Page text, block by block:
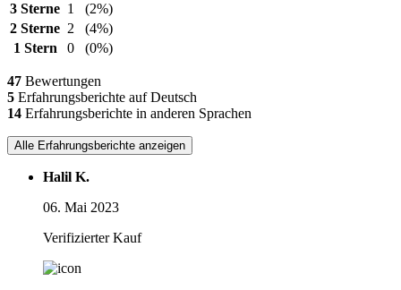
3 Sterne 1
(2%)
2 Sterne 2
(4%)
1 Stern
0 (0%)
47 Bewertungen
5 Erfahrungsberichte auf Deutsch
14 Erfahrungsberichte in anderen Sprachen
Alle Erfahrungsberichte anzeigen
Halil K.
06. Mai 2023
Verifizierter Kauf